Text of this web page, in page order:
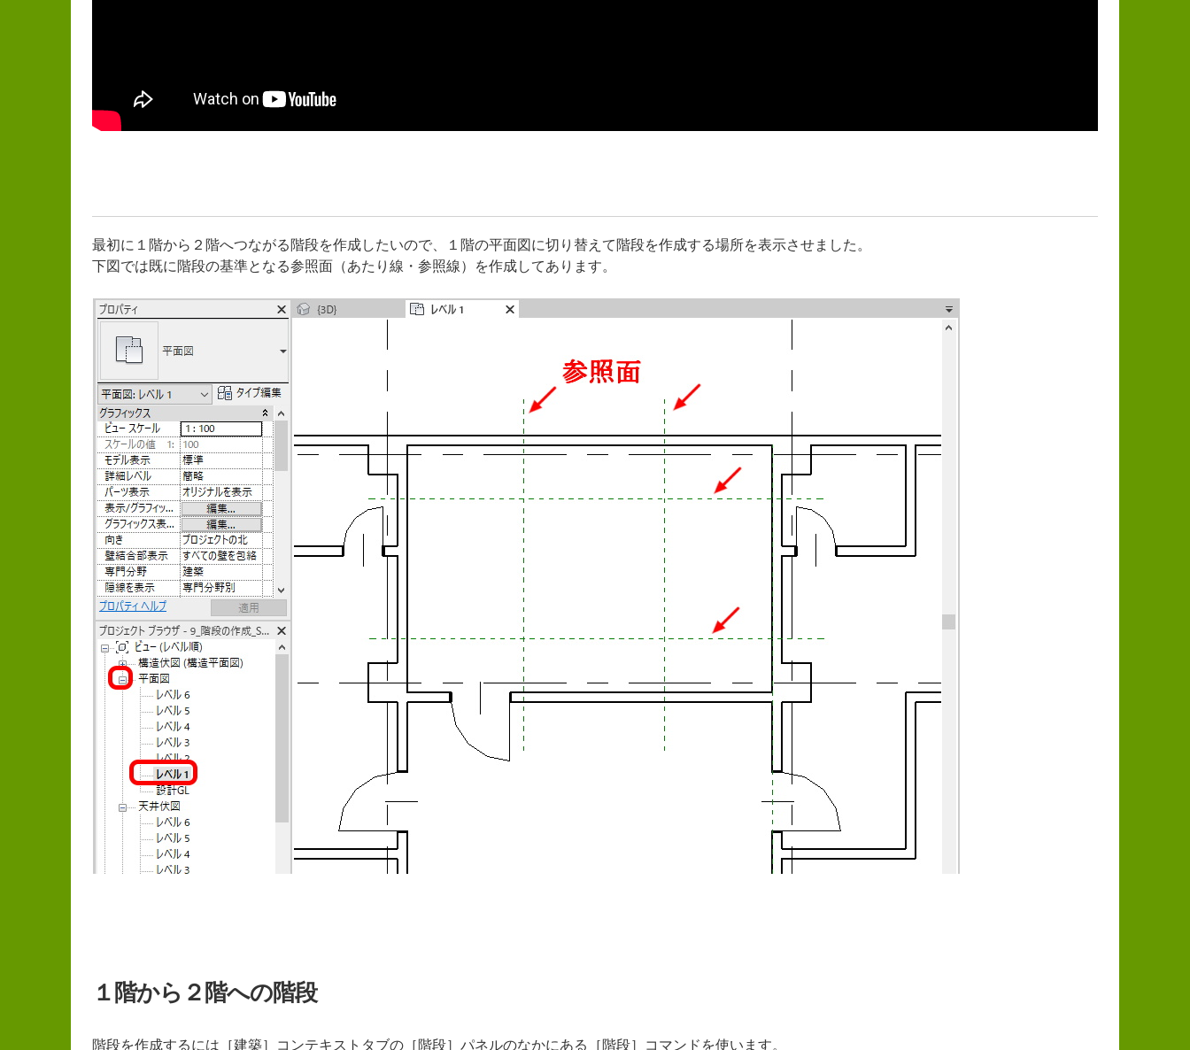
最初に１階から２階へつながる階段を作成したいので、１階の平面図に切り替えて階段を作成する場所を表示させました。
下図では既に階段の基準となる参照面（あたり線・参照線）を作成してあります。
１階から２階への階段
階段を作成するには［建築］コンテキストタブの［階段］パネルのなかにある［階段］コマンドを使います。